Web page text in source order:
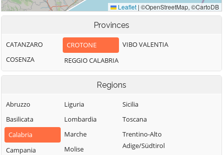
Provinces
CATANZARO
COSENZA
CROTONE
REGGIO CALABRIA
VIBO VALENTIA
Regions
Abruzzo
Basilicata
Calabria
Campania
Liguria
Lombardia
Marche
Molise
Sicilia
Toscana
Trentino-Alto
Adige/Südtirol